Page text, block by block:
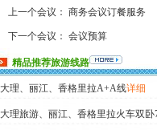
上一个会议： 商务会议订餐服务
下一个会议： 会议预算
精品推荐旅游线路
详细
大理、丽江、香格里拉A+A线
大理旅游、丽江、香格里拉火车双